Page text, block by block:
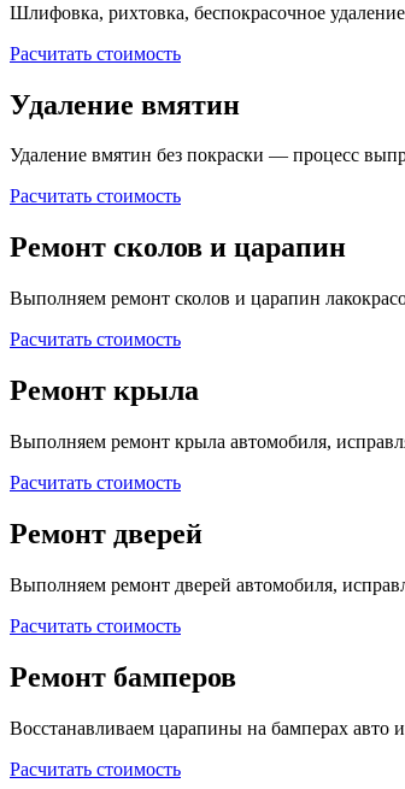
Шлифовка, рихтовка, беспокрасочное
Расчитать стоимость
Удаление вмятин
Удаление вмятин без покраски — процесс
Расчитать стоимость
Ремонт сколов и царапин
Выполняем ремонт сколов и царапин
Расчитать стоимость
Ремонт крыла
Выполняем ремонт крыла автомобиля,
Расчитать стоимость
Ремонт дверей
Выполняем ремонт дверей автомобиля,
Расчитать стоимость
Ремонт бамперов
Восстанавливаем царапины на бамперах
Расчитать стоимость